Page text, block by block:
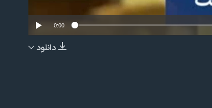
EMBED
0:00
دانلود